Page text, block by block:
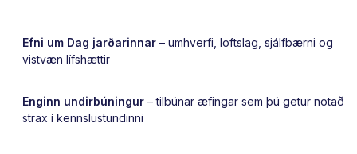
Efni um Dag jarðarinnar – umhverfi, loftslag, sjálfbærni og
vistvæn lífshættir
Enginn undirbúningur – tilbúnar æfingar sem þú getur notað
strax í kennslustundinni